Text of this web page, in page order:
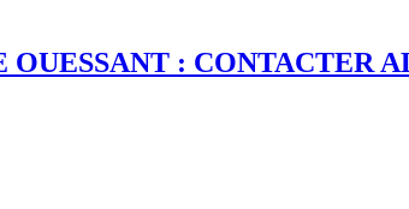
: CONTACTER